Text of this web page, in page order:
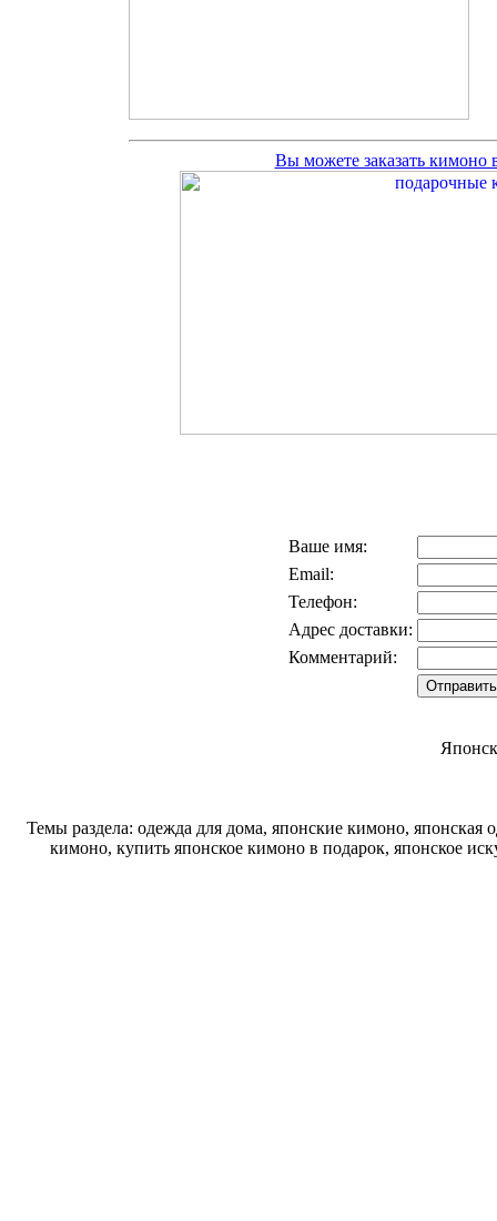
Вы можете заказать
Ваше имя:
Email:
Телефон:
Адрес доставки:
Комментарий:
Темы раздела: одежда для дома, японские кимоно,
кимоно, купить японское кимоно в подарок, японское